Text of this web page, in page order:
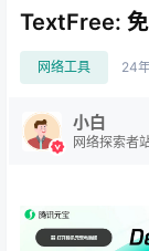
TextFree:
网络工具 24
小白
网络探索者